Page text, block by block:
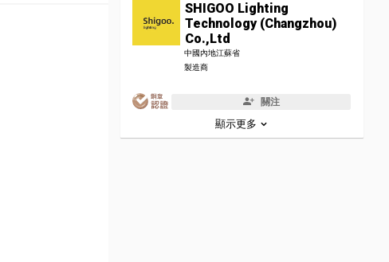
SHIGOO Lighting
Technology (Changzhou)
Co.,Ltd
中國內地江蘇省
製造商
關注
顯示更多